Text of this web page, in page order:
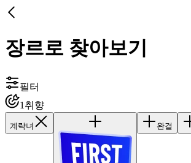
장르로 찾아보기
필터
1 취향
계략녀 완결